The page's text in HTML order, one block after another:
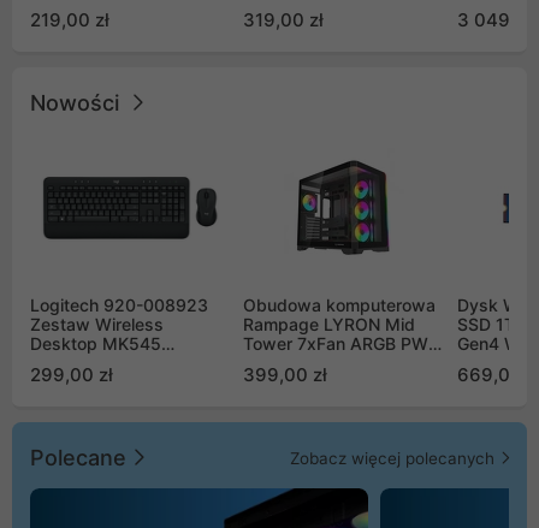
219,00 zł
Push Pull (2szt)
319,00 zł
GB2050S)
3 049,00
Nowości
Logitech 920-008923
Zestaw Wireless
Desktop MK545
299,00 zł
Obudowa komputerowa
Rampage LYRON Mid
Tower 7xFan ARGB PWM
399,00 zł
Dysk WD
SSD 1TB
Gen4
669,00
Polecane Zobacz więcej polecanych